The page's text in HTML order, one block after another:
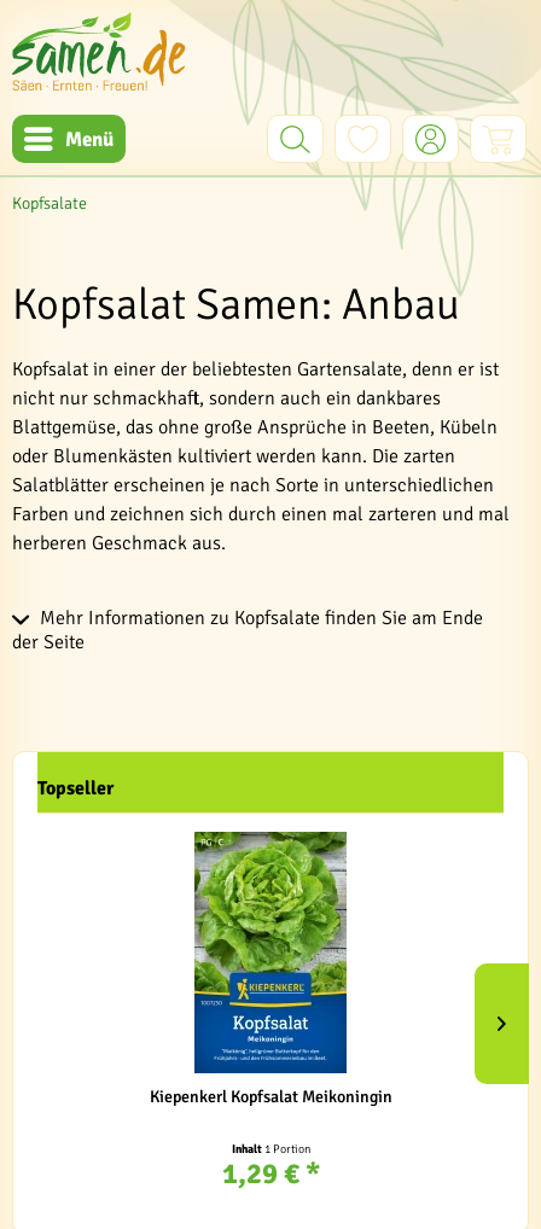
Menü
Kopfsalate
Kopfsalat Samen: Anbau
Kopfsalat in einer der beliebtesten Gartensalate, denn er ist
nicht nur schmackhaft, sondern auch ein dankbares
Blattgemüse, das ohne große Ansprüche in Beeten, Kübeln
oder Blumenkästen kultiviert werden kann. Die zarten
Salatblätter erscheinen je nach Sorte in unterschiedlichen
Farben und zeichnen sich durch einen mal zarteren und mal
herberen Geschmack aus.
Mehr Informationen zu Kopfsalate finden Sie am Ende
der Seite
Topseller
Kiepenkerl Kopfsalat Meikoningin
Inhalt 1 Portion
1,29 € *